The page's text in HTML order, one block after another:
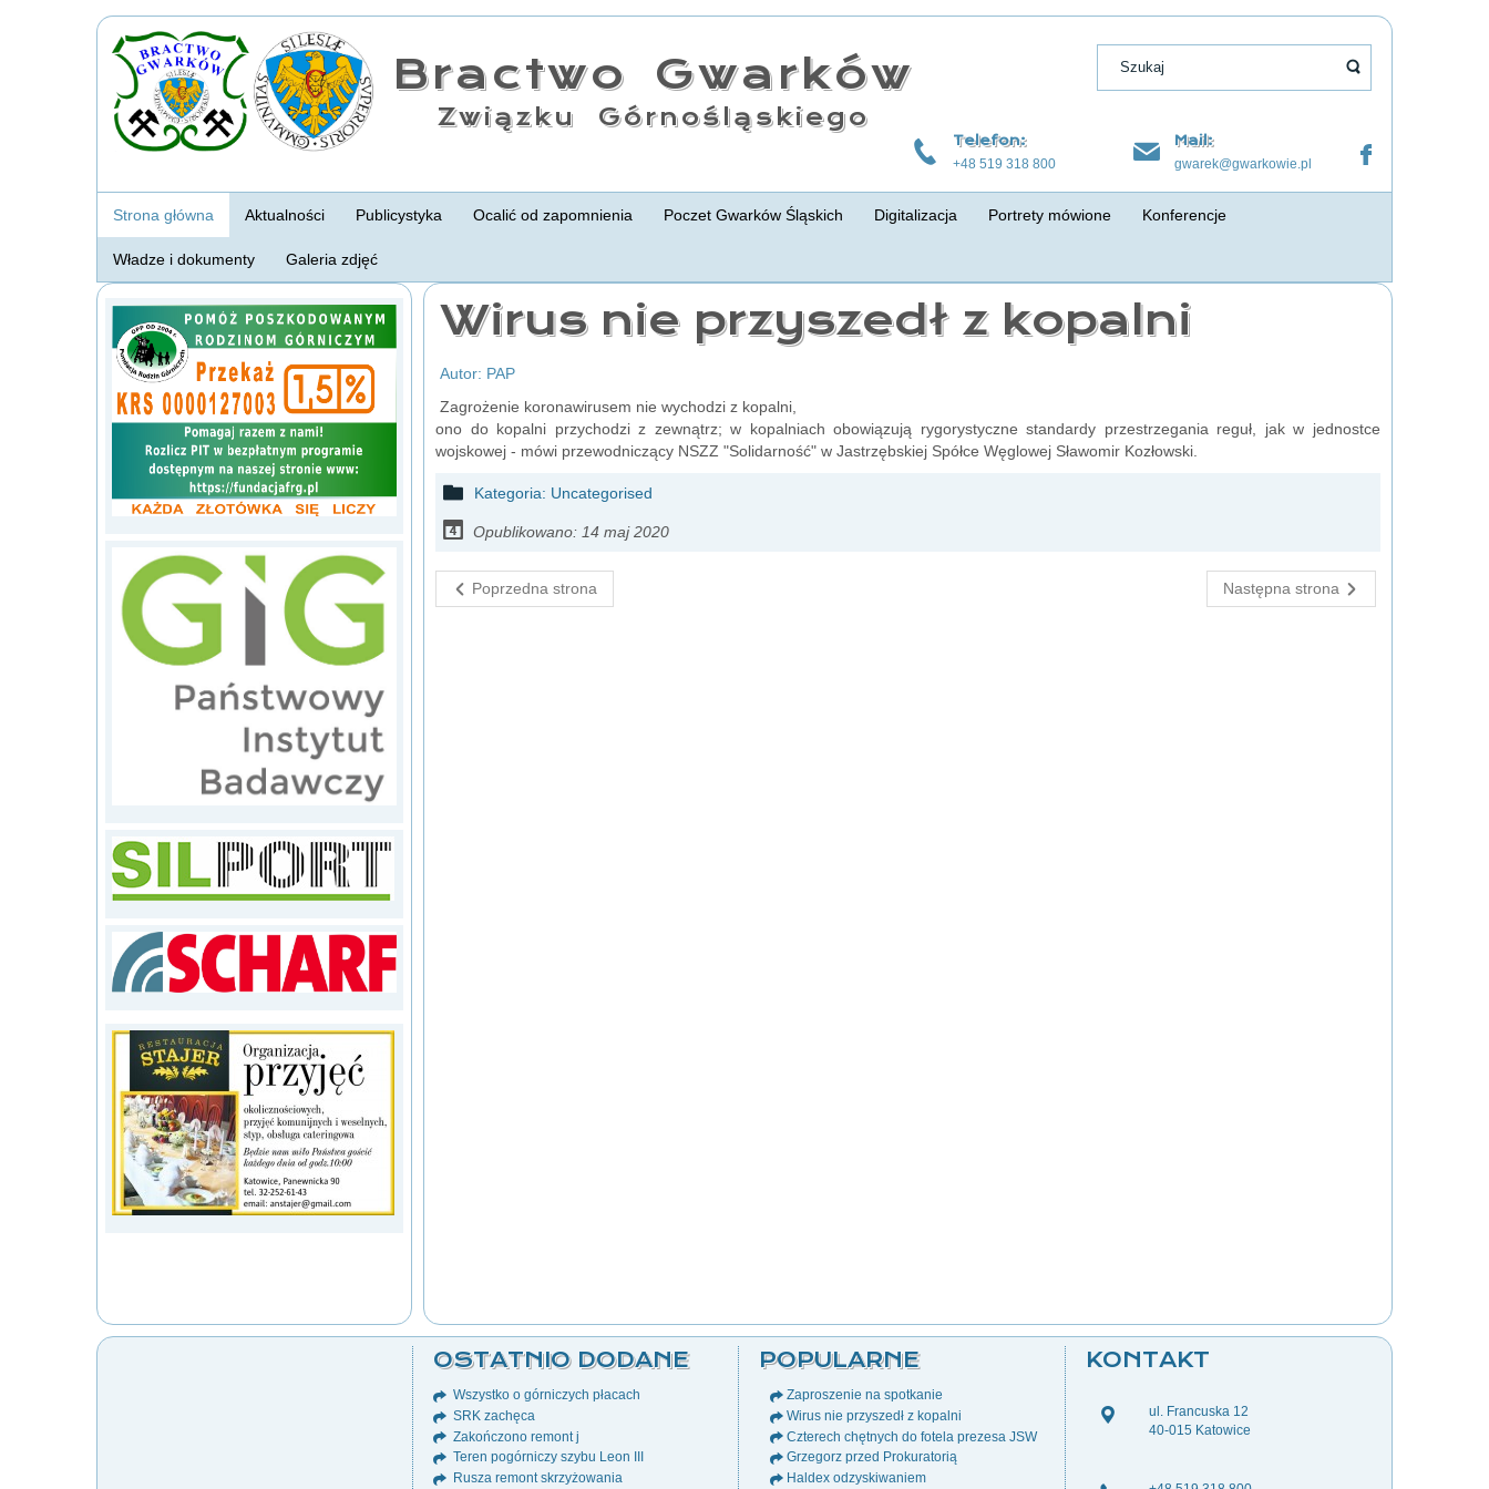
Bractwo Gwarków
Związku Górnośląskiego
Telefon:
+48 519 318 800
Mail:
gwarek@gwarkowie.pl
Strona główna Aktualności Publicystyka Ocalić od zapomnienia Poczet Gwarków Śląskich Digitalizacja Portrety mówione Konferencje
Władze i dokumenty Galeria zdjęć
Wirus nie przyszedł z kopalni
Autor: PAP
Zagrożenie koronawirusem nie wychodzi z kopalni,
ono do kopalni przychodzi z zewnątrz; w kopalniach obowiązują rygorystyczne standardy przestrzegania reguł, jak w jednostce
wojskowej - mówi przewodniczący NSZZ "Solidarność" w Jastrzębskiej Spółce Węglowej Sławomir Kozłowski.
Kategoria: Uncategorised
Opublikowano: 14 maj 2020
Poprzedna strona Następna strona
OSTATNIO DODANE
Wszystko o górniczych płacach
SRK zachęca
Zakończono remont j
Teren pogórniczy szybu Leon III
Rusza remont skrzyżowania
POPULARNE
Zaproszenie na spotkanie
Wirus nie przyszedł z kopalni
Czterech chętnych do fotela prezesa JSW
Grzegorz przed Prokuratorią
Haldex odzyskiwaniem
KONTAKT
ul. Francuska 12
40-015 Katowice